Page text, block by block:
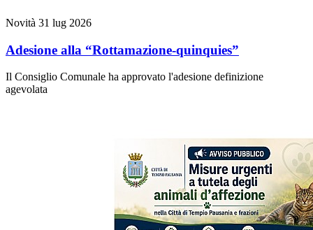
Novità 31 lug 2026
Adesione alla “Rottamazione-quinquies”
Il Consiglio Comunale ha approvato l'adesione definizione
agevolata